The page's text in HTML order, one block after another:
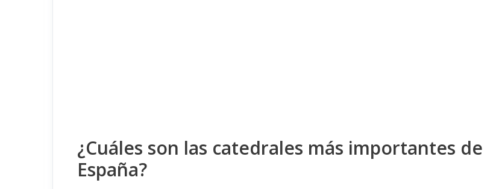
¿Cuáles son las catedrales más importantes de
España?